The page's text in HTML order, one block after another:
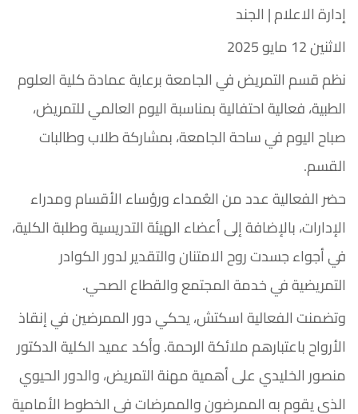
إدارة الاعلام | الجند
الاثنين 12 مايو 2025
نظم قسم التمريض في الجامعة برعاية عمادة كلية العلوم
الطبية، فعالية احتفالية بمناسبة اليوم العالمي للتمريض،
صباح اليوم في ساحة الجامعة، بمشاركة طلاب وطالبات
القسم.
حضر الفعالية عدد من العُمداء ورؤساء الأقسام ومدراء
الإدارات، بالإضافة إلى أعضاء الهيئة التدريسية وطلبة الكلية،
في أجواء جسدت روح الامتنان والتقدير لدور الكوادر
التمريضية في خدمة المجتمع والقطاع الصحي.
وتضمنت الفعالية اسكتش، يحكي دور الممرضين في إنقاذ
الأرواح باعتبارهم ملائكة الرحمة. وأكد عميد الكلية الدكتور
منصور الخليدي على أهمية مهنة التمريض، والدور الحيوي
الذي يقوم به الممرضون والممرضات في الخطوط الأمامية